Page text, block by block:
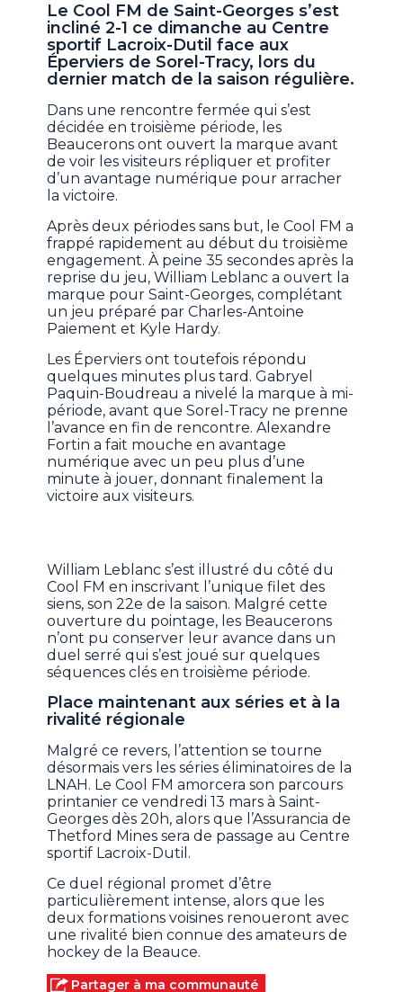
Le Cool FM de Saint-Georges s’est
incliné 2-1 ce dimanche au Centre
sportif Lacroix-Dutil face aux
Éperviers de Sorel-Tracy, lors du
dernier match de la saison régulière.
Dans une rencontre fermée qui s’est
décidée en troisième période, les
Beaucerons ont ouvert la marque avant
de voir les visiteurs répliquer et profiter
d’un avantage numérique pour arracher
la victoire.
Après deux périodes sans but, le Cool FM a
frappé rapidement au début du troisième
engagement. À peine 35 secondes après la
reprise du jeu, William Leblanc a ouvert la
marque pour Saint-Georges, complétant
un jeu préparé par Charles-Antoine
Paiement et Kyle Hardy.
Les Éperviers ont toutefois répondu
quelques minutes plus tard. Gabryel
Paquin-Boudreau a nivelé la marque à mi-
période, avant que Sorel-Tracy ne prenne
l’avance en fin de rencontre. Alexandre
Fortin a fait mouche en avantage
numérique avec un peu plus d’une
minute à jouer, donnant finalement la
victoire aux visiteurs.
William Leblanc s’est illustré du côté du
Cool FM en inscrivant l’unique filet des
siens, son 22e de la saison. Malgré cette
ouverture du pointage, les Beaucerons
n’ont pu conserver leur avance dans un
duel serré qui s’est joué sur quelques
séquences clés en troisième période.
Place maintenant aux séries et à la
rivalité régionale
Malgré ce revers, l’attention se tourne
désormais vers les séries éliminatoires de la
LNAH. Le Cool FM amorcera son parcours
printanier ce vendredi 13 mars à Saint-
Georges dès 20h, alors que l’Assurancia de
Thetford Mines sera de passage au Centre
sportif Lacroix-Dutil.
Ce duel régional promet d’être
particulièrement intense, alors que les
deux formations voisines renoueront avec
une rivalité bien connue des amateurs de
hockey de la Beauce.
Partager à ma communauté